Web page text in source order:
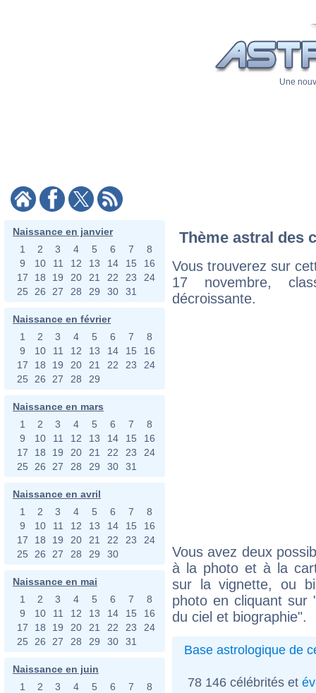
Une
Naissance en janvier
1
2 3 4 5 6 7
8
9
10 11 12 13 14 15
16
17
18 19 20 21 22 23
24
25
26 27 28 29 30 31
Naissance en février
1
2 3 4 5 6 7
8
9
10 11 12 13 14 15
16
17
18 19 20 21 22 23
24
25
26 27 28 29
Naissance en mars
1
2 3 4 5 6 7
8
9
10 11 12 13 14 15
16
17
18 19 20 21 22 23
24
25
26 27 28 29 30 31
Naissance en avril
1
2 3 4 5 6 7
8
9
10 11 12 13 14 15
16
17
18 19 20 21 22 23
24
25
26 27 28 29 30
Naissance en mai
1
2 3 4 5 6 7
8
9
10 11 12 13 14 15
16
17
18 19 20 21 22 23
24
25
26 27 28 29 30 31
Naissance en juin
1
2 3 4 5 6 7
8
Thème astral des
Vous trouverez sur
17 novembre,
décroissante.
Vous avez deux
à la photo et à la
sur la vignette, ou
photo en cliquant sur
du ciel et biographie".
Base astrologique de
78 146 célébrités et